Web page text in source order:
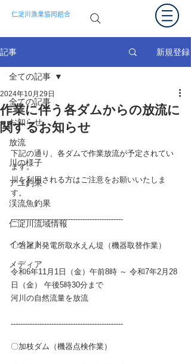
仁淀川漁業協同組合
記事 新規登録
全ての記事
お知らせ
放流
川の様子
アユ釣果
渓流魚釣果
仁淀川流域情報
イベント
メディア
全ての記事
作業に伴う各ダムからの放流に
関するお知らせ
2024年10月29日
下記の通り、各ダムで作業放流が予定されてい
ます。
川を利用される方はご注意をお願いいたしま
す。
-----------------------------------------------
〇岩屋川発電所取水えん堤（機器取替作業）
令和6年11月1日（金）午前8時 ～ 令和7年2月28
日（金） 午後5時30分まで
河川の自然流量を放流
-----------------------------------------------
〇加枝ダム（機器点検作業）